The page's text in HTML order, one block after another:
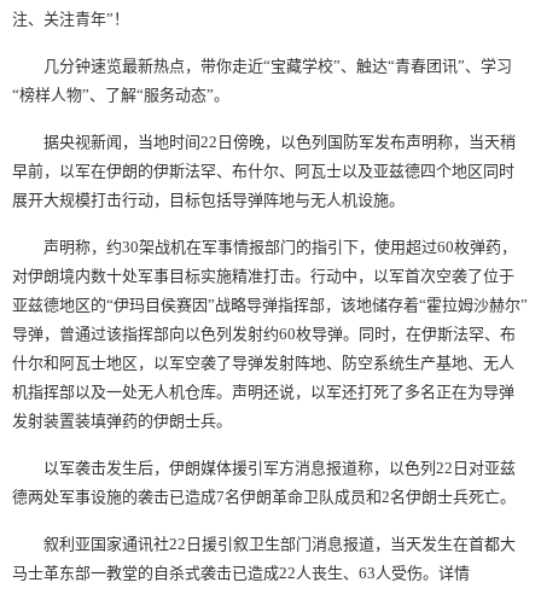
注、关注青年”！
几分钟速览最新热点，带你走近“宝藏学校”、触达“青春团讯”、学习
“榜样人物”、了解“服务动态”。
据央视新闻，当地时间22日傍晚，以色列国防军发布声明称，当天稍
早前，以军在伊朗的伊斯法罕、布什尔、阿瓦士以及亚兹德四个地区同时
展开大规模打击行动，目标包括导弹阵地与无人机设施。
声明称，约30架战机在军事情报部门的指引下，使用超过60枚弹药，
对伊朗境内数十处军事目标实施精准打击。行动中，以军首次空袭了位于
亚兹德地区的“伊玛目侯赛因”战略导弹指挥部，该地储存着“霍拉姆沙赫尔”
导弹，曾通过该指挥部向以色列发射约60枚导弹。同时，在伊斯法罕、布
什尔和阿瓦士地区，以军空袭了导弹发射阵地、防空系统生产基地、无人
机指挥部以及一处无人机仓库。声明还说，以军还打死了多名正在为导弹
发射装置装填弹药的伊朗士兵。
以军袭击发生后，伊朗媒体援引军方消息报道称，以色列22日对亚兹
德两处军事设施的袭击已造成7名伊朗革命卫队成员和2名伊朗士兵死亡。
叙利亚国家通讯社22日援引叙卫生部门消息报道，当天发生在首都大
马士革东部一教堂的自杀式袭击已造成22人丧生、63人受伤。详情